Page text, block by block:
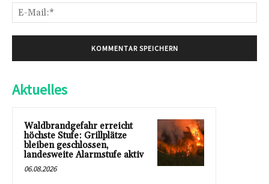
Aktuelles
Waldbrandgefahr erreicht
höchste Stufe: Grillplätze
bleiben geschlossen,
landesweite Alarmstufe aktiv
06.08.2026